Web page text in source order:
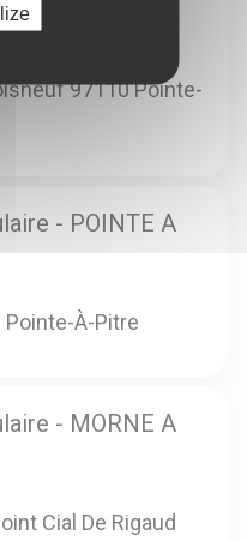
97110 Pointe-
- POINTE A
Pointe-À-Pitre
- MORNE A
Cial De Rigaud